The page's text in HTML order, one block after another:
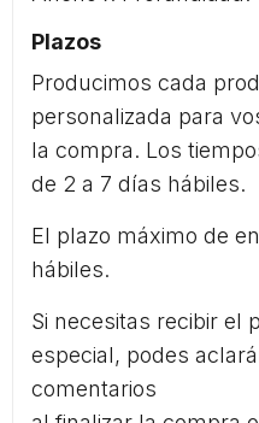
Plazos
Producimos cada
personalizada para
la compra. Los
de 2 a 7 días hábiles.
El plazo máximo de
hábiles.
Si necesitas recibir el
especial, podes
comentarios